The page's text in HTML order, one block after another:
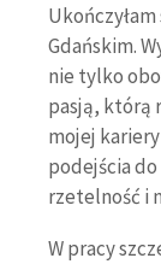
Gdańskim.
nie tylko
pasją, którą
mojej
podejścia
rzetelność i
W pracy